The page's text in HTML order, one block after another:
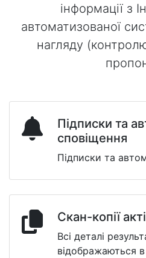
інформації з
автоматизованої
нагляду
Підписки та
сповіщення
Підписки та
Скан-копії
Всі деталі
відображаються